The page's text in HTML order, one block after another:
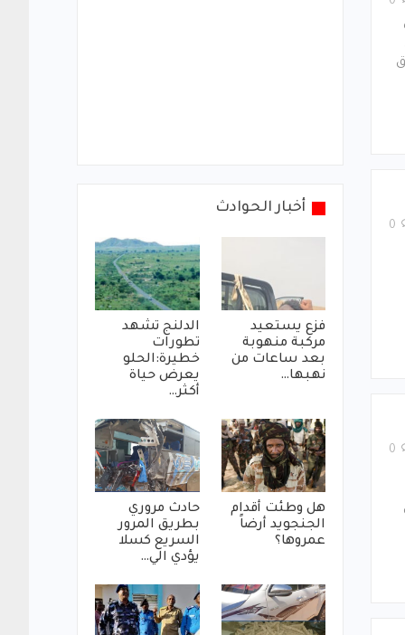
أخبار الحوادث
فزع يستعيد
مركبة منهوبة
بعد ساعات من
نهبها…
الدلنج تشهد
تطورات
خطيرة:الحلو
يعرض حياة
أكثر…
هل وطئت أقدام
الجنجويد أرضاً
عمروها؟
حادث مروري
بطريق المرور
السريع كسلا
يؤدي الي…